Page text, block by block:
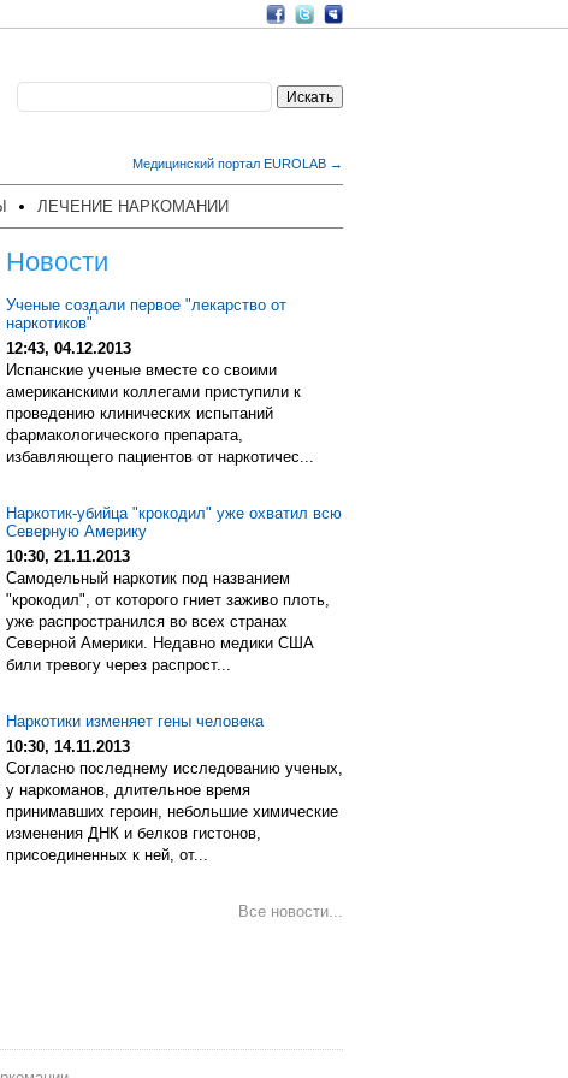
Медицинский портал EUROLAB →
ЛЕЧЕНИЕ НАРКОМАНИИ
Новости
Ученые создали первое "лекарство от
наркотиков"
12:43, 04.12.2013
Испанские ученые вместе со своими
американскими коллегами приступили к
проведению клинических испытаний
фармакологического препарата,
избавляющего пациентов от наркотичес...
Наркотик-убийца "крокодил" уже охватил всю
Северную Америку
10:30, 21.11.2013
Самодельный наркотик под названием
"крокодил", от которого гниет заживо плоть,
уже распространился во всех странах
Северной Америки. Недавно медики США
били тревогу через распрост...
Наркотики изменяет гены человека
10:30, 14.11.2013
Согласно последнему исследованию ученых,
у наркоманов, длительное время
принимавших героин, небольшие химические
изменения ДНК и белков гистонов,
присоединенных к ней, от...
Все новости...